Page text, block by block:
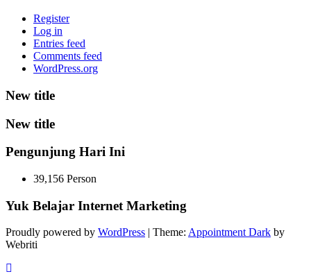
Register
Log in
Entries feed
Comments feed
WordPress.org
New title
New title
Pengunjung Hari Ini
39,156 Person
Yuk Belajar Internet Marketing
Proudly powered by WordPress | Theme: Appointment Dark by
Webriti